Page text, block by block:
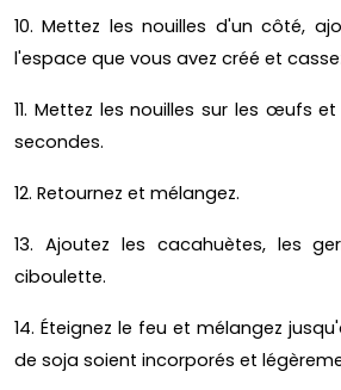
10. Mettez les nouilles d'un côté,
l'espace que vous avez créé et
11. Mettez les nouilles sur les œufs
secondes.
12. Retournez et mélangez.
13. Ajoutez les cacahuètes, les
ciboulette.
14. Éteignez le feu et mélangez
de soja soient incorporés et